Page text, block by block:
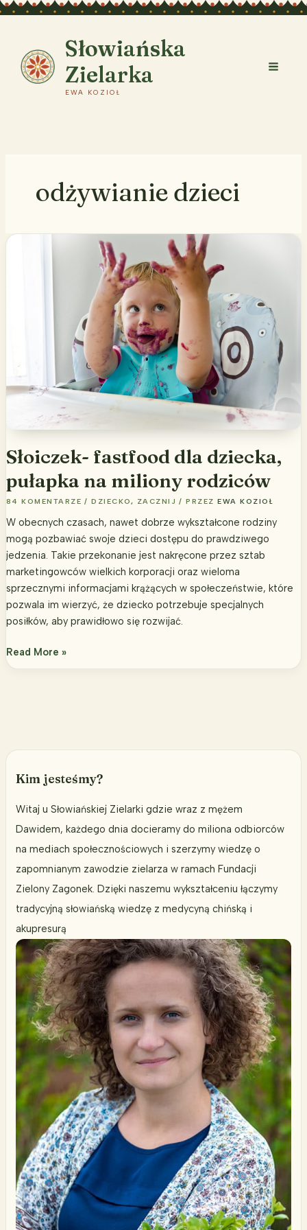
Przejdź
Słowiańska
Zielarka
EWA KOZIOŁ
odżywianie dzieci
Słoiczek- fastfood dla dziecka,
pułapka na miliony rodziców
84 KOMENTARZE /DZIECKO, ZACZNIJ / PRZEZEWA KOZIOŁ
W obecnych czasach, nawet dobrze wykształcone rodziny
mogą pozbawiać swoje dzieci dostępu do prawdziwego
jedzenia. Takie przekonanie jest nakręcone przez sztab
marketingowców wielkich korporacji oraz wieloma
sprzecznymi informacjami krążących w społeczeństwie, które
pozwala im wierzyć, że dziecko potrzebuje specjalnych
posiłków, aby prawidłowo się rozwijać.
Słoiczek-
Read More »
Kim jesteśmy?
Witaj u Słowiańskiej Zielarki gdzie wraz z mężem
Dawidem, każdego dnia docieramy do miliona odbiorców
na mediach społecznościowych i szerzymy wiedzę o
zapomnianym zawodzie zielarza w ramach Fundacji
Zielony Zagonek. Dzięki naszemu wykształceniu łączymy
tradycyjną słowiańską wiedzę z medycyną chińską i
akupresurą